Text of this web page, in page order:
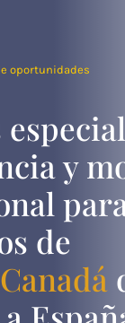
oportunidades
y
de